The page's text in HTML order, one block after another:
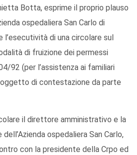
Botta, esprime il proprio plauso
ospedaliera San Carlo di
l’esecutività di una circolare sul
di fruizione dei permessi
92 (per l’assistenza ai familiari
di contestazione da parte
il direttore amministrativo e la
ospedaliera San Carlo,
con la presidente della Crpo ed